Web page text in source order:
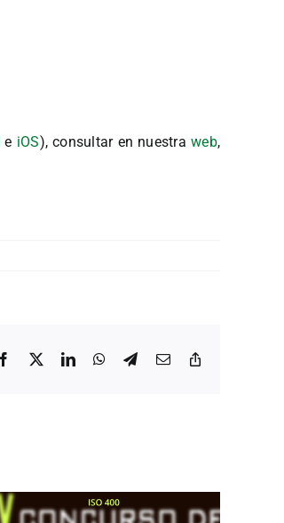
e iOS), consultar en nuestraweb,
Facebook
X LinkedInWhatsApp
Telegram
Correo